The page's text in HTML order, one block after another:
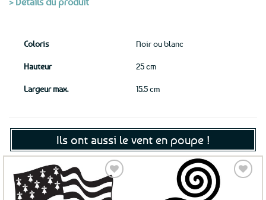
Coloris Noir ou blanc
Hauteur 25 cm
Largeur max. 15.5 cm
Ils ont aussi le vent en poupe !